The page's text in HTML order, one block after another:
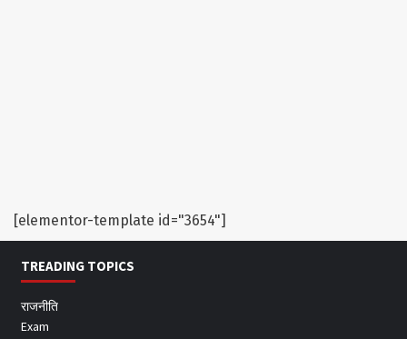
[elementor-template id="3654"]
TREADING TOPICS
राजनीति
Exam